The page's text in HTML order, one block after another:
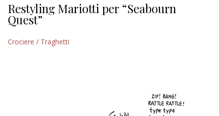
CULTURA
NAUTICA
Restyling Mariotti per “Seabourn
Quest”
Crociere / Traghetti